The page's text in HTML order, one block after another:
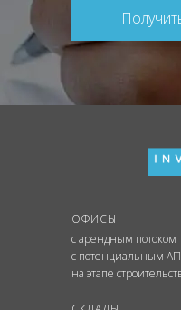
ОФИСЫ
с арендным потоком
с потенциальным АП
на этапе